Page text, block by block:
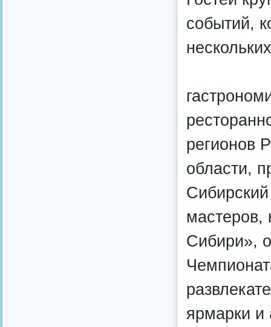
событий,
регионов
области,
мастеров,
Сибири»,
ярмарки и